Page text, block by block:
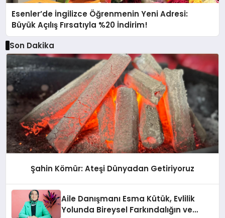
Esenler’de İngilizce Öğrenmenin Yeni Adresi:
Büyük Açılış Fırsatıyla %20 İndirim!
Son Dakika
Şahin Kömür: Ateşi Dünyadan Getiriyoruz
Aile Danışmanı Esma Kütük, Evlilik
Yolunda Bireysel Farkındalığın ve